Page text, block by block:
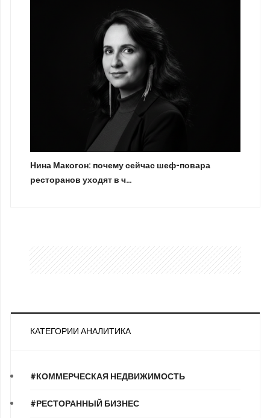
Нина Макогон: почему сейчас шеф-повара
ресторанов уходят в ч…
КАТЕГОРИИ АНАЛИТИКА
#КОММЕРЧЕСКАЯ НЕДВИЖИМОСТЬ
#РЕСТОРАННЫЙ БИЗНЕС